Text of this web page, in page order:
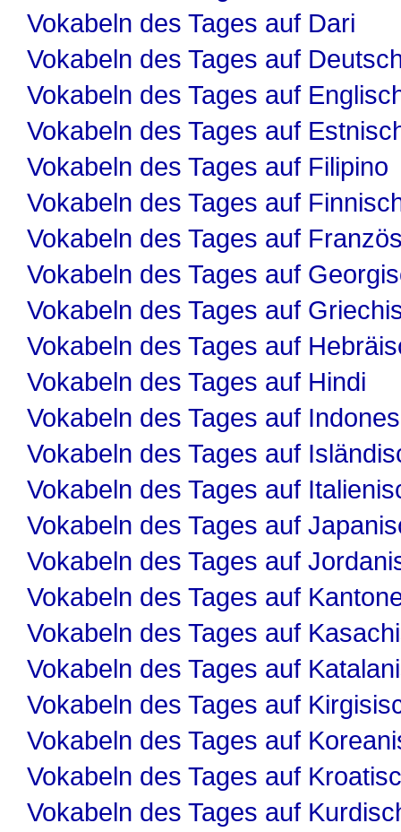
Vokabeln des Tages auf Dari
Vokabeln des Tages auf
Vokabeln des Tages auf
Vokabeln des Tages auf
Vokabeln des Tages auf Filipino
Vokabeln des Tages auf
Vokabeln des Tages auf
Vokabeln des Tages auf
Vokabeln des Tages auf
Vokabeln des Tages auf
Vokabeln des Tages auf Hindi
Vokabeln des Tages auf
Vokabeln des Tages auf
Vokabeln des Tages auf
Vokabeln des Tages auf
Vokabeln des Tages auf
Vokabeln des Tages auf
Vokabeln des Tages auf
Vokabeln des Tages auf
Vokabeln des Tages auf
Vokabeln des Tages auf
Vokabeln des Tages auf
Vokabeln des Tages auf